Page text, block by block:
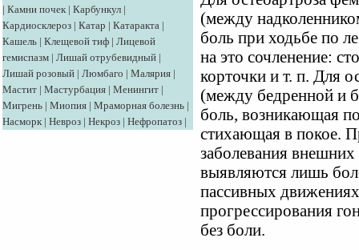
| Камни почек | Карбункул |
Кардиосклероз | Катар | Катаракта |
Кашель | Клещевой тиф | Лицевой
гемиспазм | Лишай отрубевидный |
Лишай розовый | Люмбаго | Малярия |
Мастит | Мастурбация | Менингит |
Мигрень | Миопия | Мраморная болезнь |
Насморк | Невроз | Некроз | Нефропатоз |
(между
боль при ходьбе по
на это сочленение:
корточки и т. п. Для
(между бедренной и
боль, возникающая
стихающая в покое.
заболевания
выявляются лишь
пассивных
прогрессирования
без боли.